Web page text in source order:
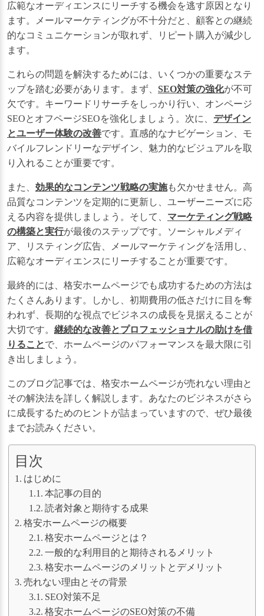
広範なオーディエンスにリーチする機会を逃す原因となり
ます。メールマーケティングが不十分だと、顧客との継続
的なコミュニケーションが取れず、リピート購入が減少し
ます。
これらの問題を解決するためには、いくつかの重要なステ
ップを踏む必要があります。まず、 SEO対策の強化が不可
欠です。キーワードリサーチをしっかり行い、オンページ
SEOとオフページSEOを強化しましょう。次に、 デザイン
とユーザー体験の改善です。直感的なナビゲーション、モ
バイルフレンドリーなデザイン、魅力的なビジュアルを取
り入れることが重要です。
また、 効果的なコンテンツ戦略の実施も欠かせません。高
品質なコンテンツを定期的に更新し、ユーザーニーズに応
える内容を提供しましょう。そして、 マーケティング戦略
の構築と実行が最後のステップです。ソーシャルメディ
ア、リスティング広告、メールマーケティングを活用し、
広範なオーディエンスにリーチすることが重要です。
最終的には、格安ホームページでも成功するための方法は
たくさんあります。しかし、初期費用の低さだけに目を奪
われず、長期的な視点でビジネスの成長を見据えることが
大切です。 継続的な改善とプロフェッショナルの助けを借
りることで、ホームページのパフォーマンスを最大限に引
き出しましょう。
このブログ記事では、格安ホームページが売れない理由と
その解決法を詳しく解説します。あなたのビジネスがさら
に成長するためのヒントが詰まっていますので、ぜひ最後
までお読みください。
目次
はじめに
本記事の目的
読者対象と期待する成果
格安ホームページの概要
格安ホームページとは？
一般的な利用目的と期待されるメリット
格安ホームページのメリットとデメリット
売れない理由とその背景
SEO対策不足
格安ホームページのSEO対策の不備